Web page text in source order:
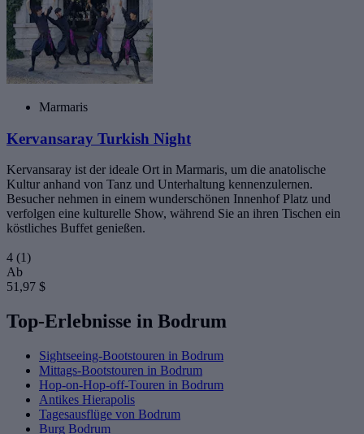
Marmaris
Kervansaray Turkish Night
Kervansaray ist der ideale Ort in Marmaris, um die anatolische
Kultur anhand von Tanz und Unterhaltung kennenzulernen.
Besucher nehmen in einem wunderschönen Innenhof Platz und
verfolgen eine kulturelle Show, während Sie an ihren Tischen ein
köstliches Buffet genießen.
4 (1)
Ab
51,97 $
Top-Erlebnisse in Bodrum
Sightseeing-Bootstouren in Bodrum
Mittags-Bootstouren in Bodrum
Hop-on-Hop-off-Touren in Bodrum
Antikes Hierapolis
Tagesausflüge von Bodrum
Burg Bodrum